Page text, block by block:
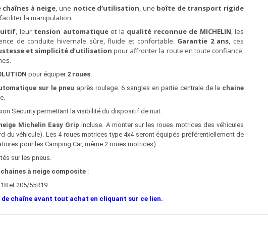
à neige, une notice d’utilisation, une boîte de transport rigide
la manipulation.
, leur tension automatiqueet la qualité reconnue de MICHELIN, les
de conduite hivernale sûre, fluide et confortable. Garantie 2 ans, ces
et simplicité d’utilisation pour affronter la route en toute confiance,
pour équiper 2 roues.
sur le pneu après roulage. 6 sangles en partie centrale de la chaine
Security permettant la visibilité du dispositif de nuit.
Michelin Easy Grip incluse. A monter sur les roues motrices des véhicules
du véhicule). Les 4 roues motrices type 4x4 seront équipés préférentiellement de
pour les Camping Car, même 2 roues motrices).
sur les pneus.
chaines à neige composite :
et 205/55R19.
chaîne avant tout achat en cliquant sur ce lien.